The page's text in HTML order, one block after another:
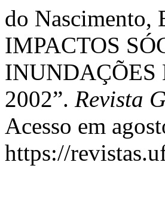
do Nascimento,
IMPACTOS
INUNDAÇÕES
2002”. Revista
Acesso em
https://